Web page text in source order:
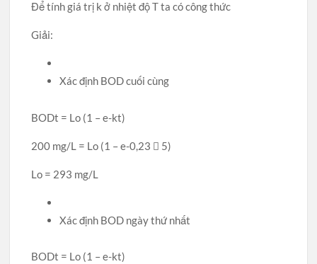
Để tính giá trị k ở nhiệt độ T ta có công thức
Giải:
Xác định BOD cuối cùng
BODt = Lo (1 – e-kt)
200 mg/L = Lo (1 – e-0,23  5)
Lo = 293 mg/L
Xác định BOD ngày thứ nhất
BODt = Lo (1 – e-kt)